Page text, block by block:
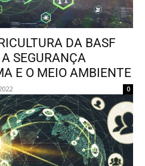
DA BASF
SEGURANÇA
E O MEIO AMBIENTE
0